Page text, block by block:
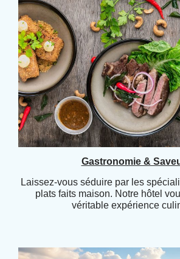
Gastronomie &
Laissez-vous séduire par les
plats faits maison. Notre hôtel
véritable expérience